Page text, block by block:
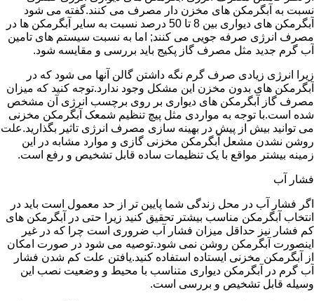
نسبت به آبگرمکن های مخزن دار مصرف می کنند.گفته می شود
آبگرمکن های دیواری بین 8 تا 50 درصد نسبت به سایر آبگرمکن ها در
مصرف انرژی صرفه جویی می کنند; اما به نسبت سیستم های تامین
آب گرم جدید مثل مصرف گاز پکیج باید بررسی و مقایسه شود.
زیرا انرژی زیادی صرف گرم نگه داشتن گالن آنها می شود که در
آبگرمکن های بدون مخزن این مشکل وجود ندارد.توجه کنید که میزان
مصرف گاز آبگرمکن های دیواری بر روی برچسب انرژی آن مشخص
شده است.با توجه به مواردی مثل پیچ تنظیم شمعک آبگرمکن مخزنی
می توانید بیش از پیش در بهینه سازی مصرف انرژی تاثیر بگذارید.علت
روشن نشدن مشعل آبگرمکن مخزنی گازی و موارد مشابه در این
زمینه بیشتر مواقع با یک تنظیمات ساده قابل تشخیص و رفع است.
فشار آب
اگر فشار آب در محل زندگی شما پایین تر از حد معمول است باید در
انتخاب آبگرمکن مناسب بیشتر تحقیق کنید زیرا حتی در آبگرمکن های
کم فشار نیز حداقل میزان فشار آب ضروری است چرا که در غیر
اینصورت آبگرمکن روشن نمی شود.توصیه می شود در صورت امکان
از آبگرمکن مخزنی ایستاده استفاده کنید.یافتن علت کم شدن فشار
آب گرم در آبگرمکن دیواری متناسب با محیط و وضعیت نصب این
وسیله قابل تشخیص و بررسی است.